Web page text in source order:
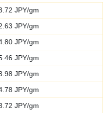
JPY/gm
JPY/gm
JPY/gm
JPY/gm
JPY/gm
JPY/gm
JPY/gm